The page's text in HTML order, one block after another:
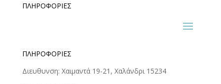
ΠΛΗΡΟΦΟΡΊΕΣ
ΠΛΗΡΟΦΟΡΊΕΣ
Διευθυνση: Χαιμαντά 19-21, Χαλάνδρι 15234